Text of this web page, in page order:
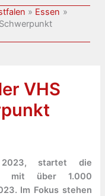
Essen
VHS
startet die
mit über 1.000
Im Fokus stehen